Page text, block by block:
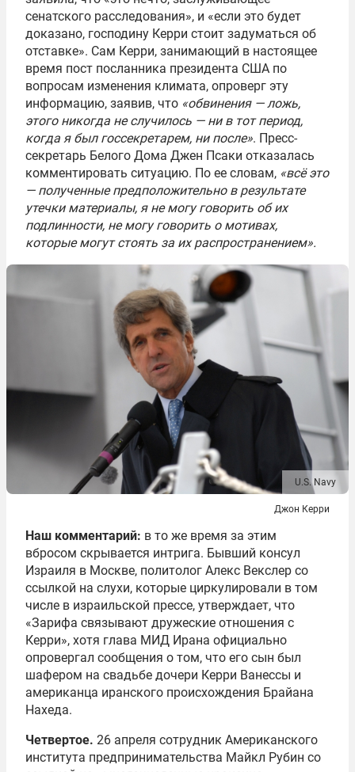
сенатского расследования», и «если это будет
доказано, господину Керри стоит задуматься об
отставке». Сам Керри, занимающий в настоящее
время пост посланника президента США по
вопросам изменения климата, опроверг эту
информацию, заявив, что «обвинения — ложь,
этого никогда не случилось — ни в тот период,
когда я был госсекретарем, ни после». Пресс-
секретарь Белого Дома Джен Псаки отказалась
комментировать ситуацию. По ее словам, «всё это
— полученные предположительно в результате
утечки материалы, я не могу говорить об их
подлинности, не могу говорить о мотивах,
которые могут стоять за их распространением».
U.S. Navy
Джон Керри
Наш комментарий: в то же время за этим
вбросом скрывается интрига. Бывший консул
Израиля в Москве, политолог Алекс Векслер со
ссылкой на слухи, которые циркулировали в том
числе в израильской прессе, утверждает, что
«Зарифа связывают дружеские отношения с
Керри», хотя глава МИД Ирана официально
опровергал сообщения о том, что его сын был
шафером на свадьбе дочери Керри Ванессы и
американца иранского происхождения Брайана
Нахеда.
Четвертое. 26 апреля сотрудник Американского
института предпринимательства Майкл Рубин со